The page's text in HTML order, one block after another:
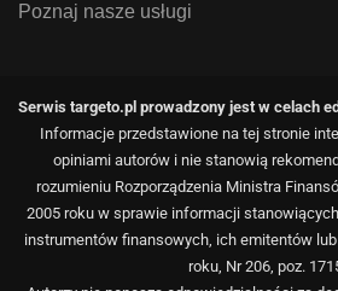
Poznaj nasze usługi
Serwis targeto.pl prowadzony jest w celach
Informacje przedstawione na tej stronie
opiniami autorów i nie stanowią
rozumieniu Rozporządzenia Ministra
2005 roku w sprawie informacji
instrumentów finansowych, ich emitentów
roku, Nr 206, poz.